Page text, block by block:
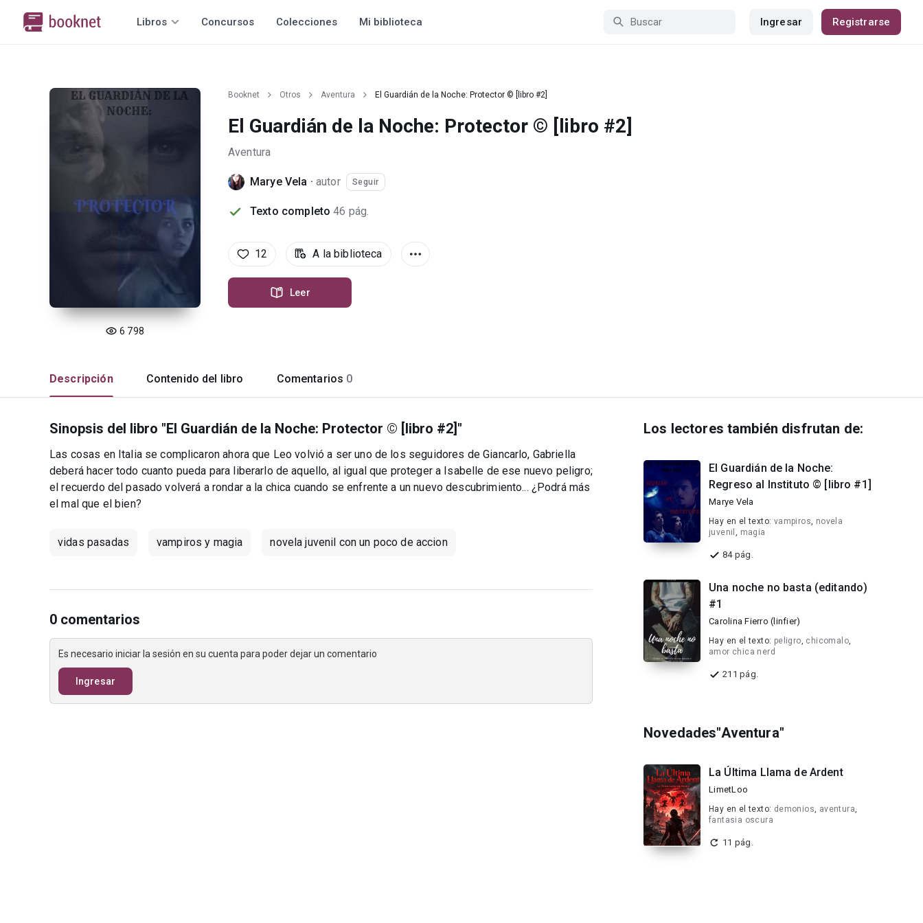
Libros Concursos Colecciones Mi biblioteca Ingresar Registrarse
6 798
Booknet Otros Aventura El Guardián de la Noche: Protector © [libro #2]
El Guardián de la Noche: Protector © [libro #2]
Aventura
Marye Vela · autor Seguir
Texto completo 46 pág.
12 A la biblioteca
Leer
Descripción Contenido del libro Comentarios 0
Sinopsis del libro "El Guardián de la Noche: Protector © [libro #2]"
Las cosas en Italia se complicaron ahora que Leo volvió a ser uno de los seguidores de Giancarlo, Gabriella
deberá hacer todo cuanto pueda para liberarlo de aquello, al igual que proteger a Isabelle de ese nuevo peligro;
el recuerdo del pasado volverá a rondar a la chica cuando se enfrente a un nuevo descubrimiento... ¿Podrá más
el mal que el bien?
vidas pasadas vampiros y magia novela juvenil con un poco de accion
0 comentarios
Es necesario iniciar la sesión en su cuenta para poder dejar un comentario
Ingresar
Los lectores también disfrutan de:
El Guardián de la Noche:
Regreso al Instituto © [libro #1]
Marye Vela
Hay en el texto: vampiros, novela
juvenil , magia
84 pág.
Una noche no basta (editando)
#1
Carolina Fierro (linfier)
Hay en el texto: peligro, chicomalo,
amor chica nerd
211 pág.
Novedades"Aventura"
La Última Llama de Ardent
LimetLoo
Hay en el texto: demonios, aventura,
fantasia oscura
11 pág.